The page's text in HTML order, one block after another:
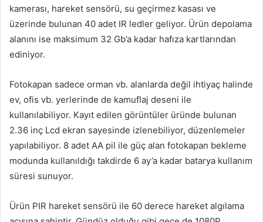
kamerası, hareket sensörü, su geçirmez kasası ve
üzerinde bulunan 40 adet IR ledler geliyor. Ürün depolama
alanını ise maksimum 32 Gb’a kadar hafıza kartlarından
ediniyor.
Fotokapan sadece orman vb. alanlarda değil ihtiyaç halinde
ev, ofis vb. yerlerinde de kamuflaj deseni ile
kullanılabiliyor. Kayıt edilen görüntüler üründe bulunan
2.36 inç Lcd ekran sayesinde izlenebiliyor, düzenlemeler
yapılabiliyor. 8 adet AA pil ile güç alan fotokapan bekleme
modunda kullanıldığı takdirde 6 ay’a kadar batarya kullanım
süresi sunuyor.
Ürün PIR hareket sensörü ile 60 derece hareket algılama